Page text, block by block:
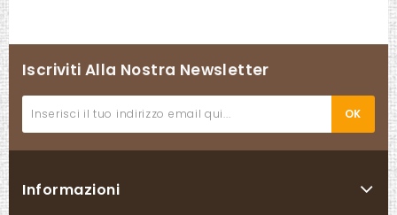
Iscriviti Alla Nostra Newsletter
Informazioni